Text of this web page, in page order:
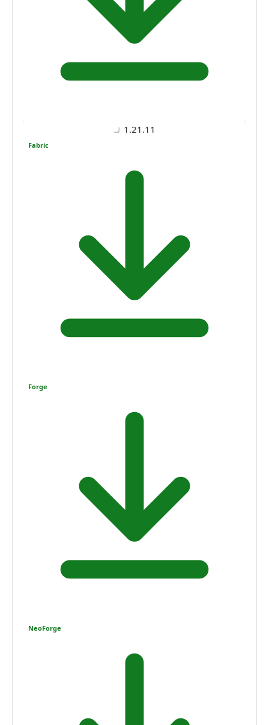
1.21.11
Fabric
Forge
NeoForge